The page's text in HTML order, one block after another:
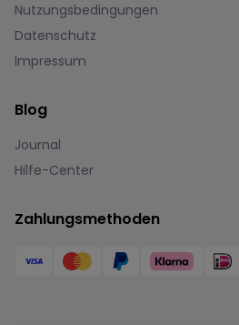
Nutzungsbedingungen
Datenschutz
Impressum
Blog
Journal
Hilfe-Center
Zahlungsmethoden